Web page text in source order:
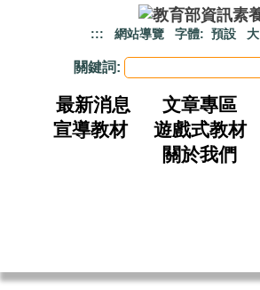
::: 網站導覽 字體: 預設 大
關鍵詞:
最新消息 文章專區
宣導教材
遊戲式教材
關於我們